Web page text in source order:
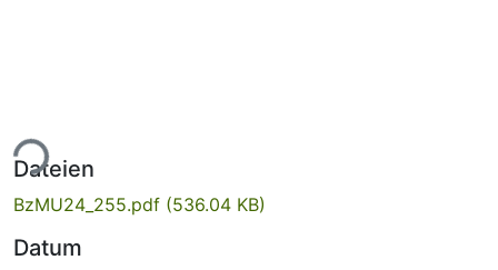
Dateien
BzMU24_255.pdf (536.04 KB)
Datum